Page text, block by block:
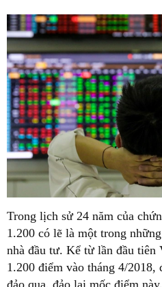
Trong lịch sử 24 năm của
1.200 có lẽ là một trong
nhà đầu tư. Kể từ lần đầu
1.200 điểm vào tháng 4/2018,
đảo qua, đảo lại mốc điểm này.